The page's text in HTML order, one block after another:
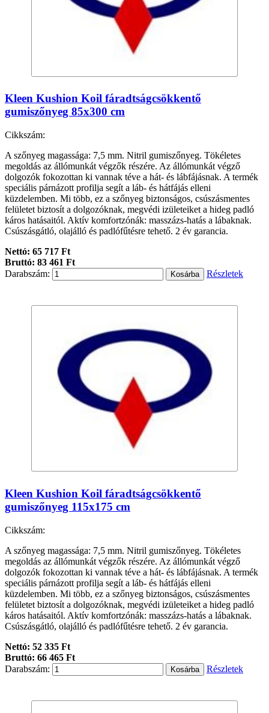
Kleen Kushion Koil fáradtságcsökkentő
gumiszőnyeg 85x300 cm
Cikkszám:
A szőnyeg magassága: 7,5 mm. Nitril gumiszőnyeg. Tökéletes
megoldás az állómunkát végzők részére. Az állómunkát végző
dolgozók fokozottan ki vannak téve a hát- és lábfájásnak. A termék
speciális párnázott profilja segít a láb- és hátfájás elleni
küzdelemben. Mi több, ez a szőnyeg biztonságos, csúszásmentes
felületet biztosít a dolgozóknak, megvédi izületeiket a hideg padló
káros hatásaitól. Aktív komfortzónák: masszázs-hatás a lábaknak.
Csúszásgátló, olajálló és padlófűtésre tehető. 2 év garancia.
Nettó: 65 717 Ft
Bruttó: 83 461 Ft
Darabszám:
Részletek
Kleen Kushion Koil fáradtságcsökkentő
gumiszőnyeg 115x175 cm
Cikkszám:
A szőnyeg magassága: 7,5 mm. Nitril gumiszőnyeg. Tökéletes
megoldás az állómunkát végzők részére. Az állómunkát végző
dolgozók fokozottan ki vannak téve a hát- és lábfájásnak. A termék
speciális párnázott profilja segít a láb- és hátfájás elleni
küzdelemben. Mi több, ez a szőnyeg biztonságos, csúszásmentes
felületet biztosít a dolgozóknak, megvédi izületeiket a hideg padló
káros hatásaitól. Aktív komfortzónák: masszázs-hatás a lábaknak.
Csúszásgátló, olajálló és padlófűtésre tehető. 2 év garancia.
Nettó: 52 335 Ft
Bruttó: 66 465 Ft
Darabszám:
Részletek